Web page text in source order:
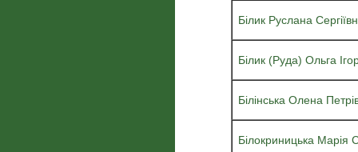
Білик Руслана
Білик (Руда) Ольга
Білінська Олена
Білокриницька Марія